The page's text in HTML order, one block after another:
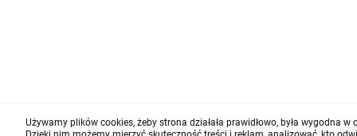
Używamy plików cookies, żeby strona działała prawidłowo, była wygodna